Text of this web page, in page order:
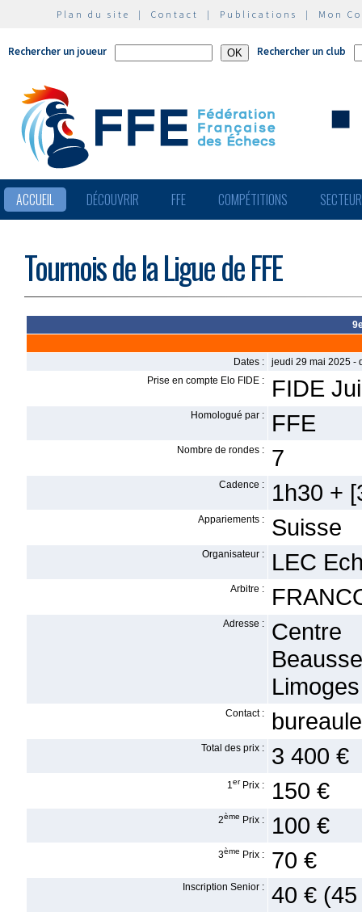
Plan du site | Contact | Publications | Mon
Rechercher un joueur Rechercher un club
ACCUEIL DÉCOUVRIR FFE COMPÉTITIONS
Tournois de la Ligue de FFE
Dates :
jeudi 29 mai 2025 -
Prise en compte Elo FIDE :
FIDE
Homologué par : FFE
Nombre de rondes : 7
Cadence : 1h30 +
Appariements : Suisse
Organisateur : LEC
Arbitre :
Adresse :
Limoges
Contact :
Total des prix : 3 400 €
1er Prix : 150 €
2ème Prix : 100 €
3ème Prix : 70 €
Inscription Senior : 40 €